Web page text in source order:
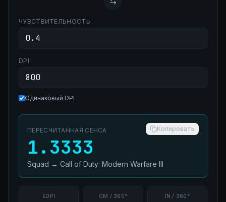
ЧУВСТВИТЕЛЬНОСТЬ
DPI
Одинаковый DPI
ПЕРЕСЧИТАННАЯ СЕНСА Копировать
1.3333
Squad → Call of Duty: Modern Warfare III
EDPI CM / 360° IN / 360°